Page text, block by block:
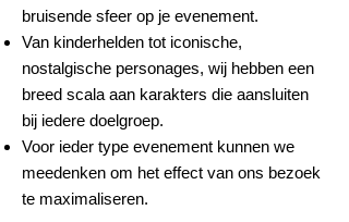
bruisende sfeer op je evenement.
Van kinderhelden tot iconische,
nostalgische personages, wij hebben een
breed scala aan karakters die aansluiten
bij iedere doelgroep.
Voor ieder type evenement kunnen we
meedenken om het effect van ons bezoek
te maximaliseren.